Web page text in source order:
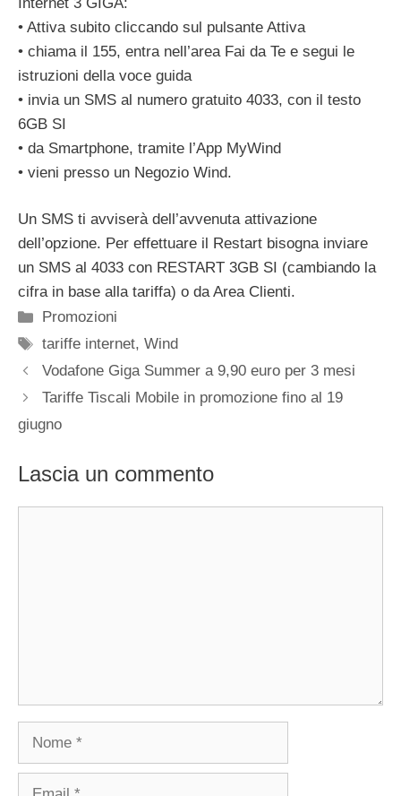
• Attiva subito cliccando sul pulsante Attiva
• chiama il 155, entra nell’area Fai da Te e segui le
istruzioni della voce guida
• invia un SMS al numero gratuito 4033, con il testo
6GB SI
• da Smartphone, tramite l’App MyWind
• vieni presso un Negozio Wind.
Un SMS ti avviserà dell’avvenuta attivazione
dell’opzione. Per effettuare il Restart bisogna inviare
un SMS al 4033 con RESTART 3GB SI (cambiando la
cifra in base alla tariffa) o da Area Clienti.
Categorie
Promozioni
Tag
tariffe internet,Wind
Vodafone Giga Summer a 9,90 euro per 3 mesi
Tariffe Tiscali Mobile in promozione fino al 19
giugno
Lascia un commento
Nome
Email